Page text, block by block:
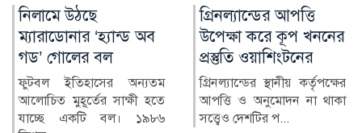
গ্রিনল্যান্ডের আপত্তি
উপেক্ষা করে কূপ খননের
প্রস্তুতি ওয়াশিংটনের
গ্রিনল্যান্ডের স্থানীয় কর্তৃপক্ষের
আপত্তি ও অনুমোদন না থাকা
সত্ত্বেও দেশটির প...
রাশিয়া-ইউক্রেন
পাল্টাপাল্টি হামলায়
নিহত ৩, আহত ১০
রাশিয়া ও ইউক্রেনের মধ্যে
শনিবার রাতভর পাল্টাপাল্টি
হামলায় অন্তত তিনজন নিহত